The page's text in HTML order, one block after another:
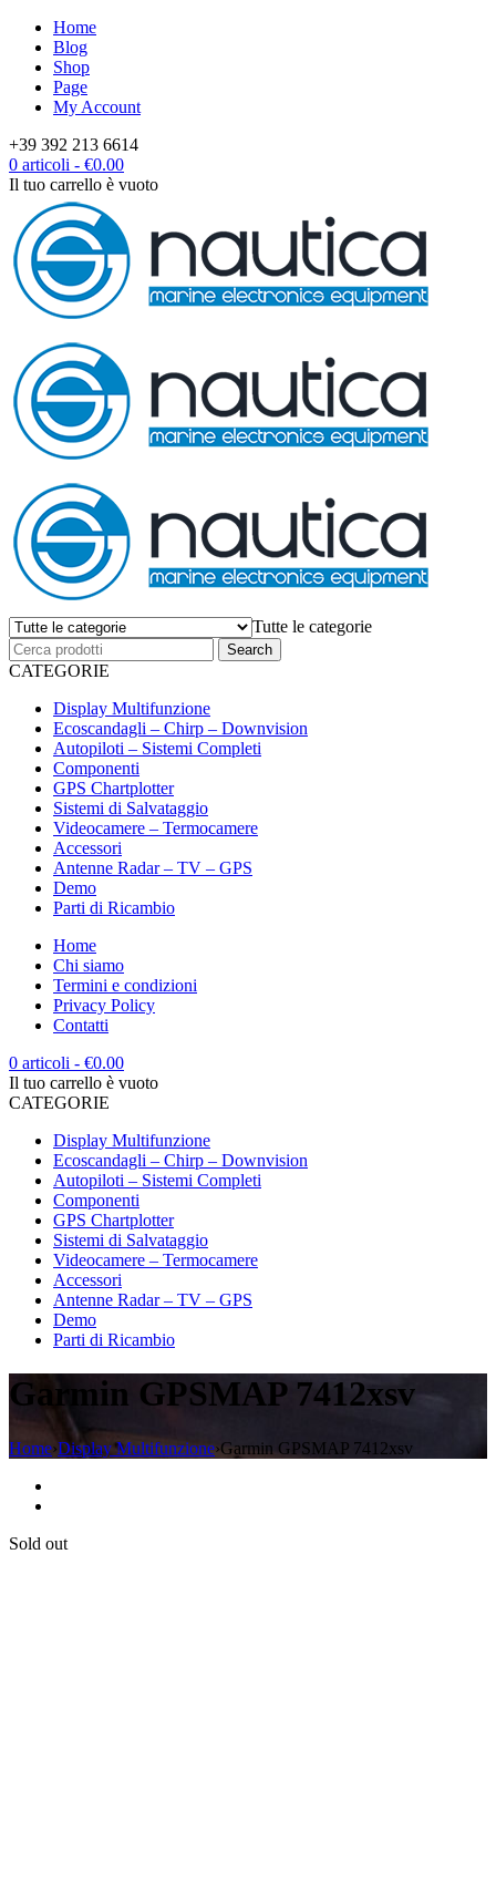
Home
Blog
Shop
Page
My Account
+39 392 213 6614
0 articoli - €0.00
Il tuo carrello è vuoto
Tutte le categorie
CATEGORIE
Display Multifunzione
Ecoscandagli – Chirp – Downvision
Autopiloti – Sistemi Completi
Componenti
GPS Chartplotter
Sistemi di Salvataggio
Videocamere – Termocamere
Accessori
Antenne Radar – TV – GPS
Demo
Parti di Ricambio
Home
Chi siamo
Termini e condizioni
Privacy Policy
Contatti
0 articoli - €0.00
Il tuo carrello è vuoto
CATEGORIE
Display Multifunzione
Ecoscandagli – Chirp – Downvision
Autopiloti – Sistemi Completi
Componenti
GPS Chartplotter
Sistemi di Salvataggio
Videocamere – Termocamere
Accessori
Antenne Radar – TV – GPS
Demo
Parti di Ricambio
Garmin GPSMAP 7412xsv
Home›Display Multifunzione›Garmin GPSMAP 7412xsv
Sold out